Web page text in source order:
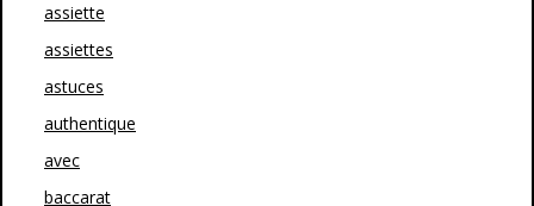
assiette
assiettes
astuces
authentique
avec
baccarat